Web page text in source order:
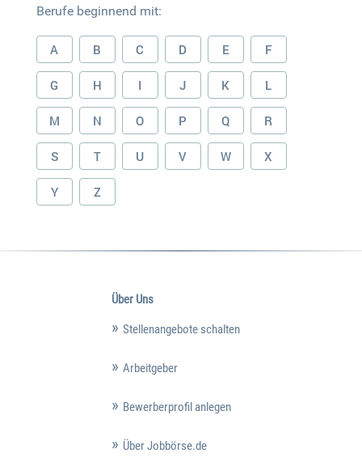
Berufe beginnend mit:
A B C D E F
G H I J K L
M N O P Q R
S T U V W X
Y Z
Über Uns
Stellenangebote schalten
Arbeitgeber
Bewerberprofil anlegen
Über Jobbörse.de